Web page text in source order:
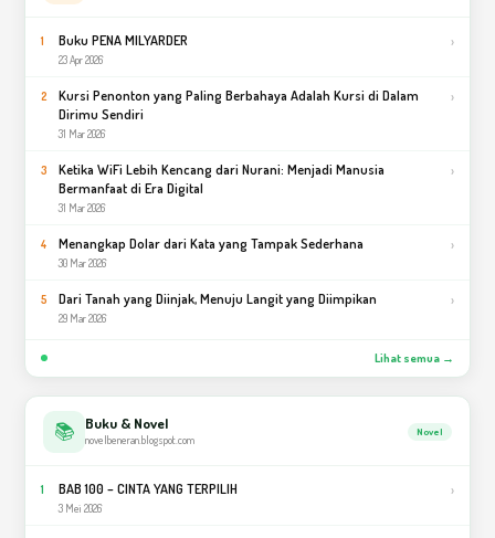
1 Buku PENA MILYARDER
23 Apr 2026
›
2
Kursi Penonton yang Paling Berbahaya Adalah Kursi di Dalam
Dirimu Sendiri
31 Mar 2026
›
3
Ketika WiFi Lebih Kencang dari Nurani: Menjadi Manusia
Bermanfaat di Era Digital
31 Mar 2026
›
4 Menangkap Dolar dari Kata yang Tampak Sederhana
30 Mar 2026
›
5 Dari Tanah yang Diinjak, Menuju Langit yang Diimpikan
29 Mar 2026
›
Lihat semua →
📚 Buku & Novel
novelbeneran.blogspot.com
Novel
1 BAB 100 – CINTA YANG TERPILIH
3 Mei 2026
›